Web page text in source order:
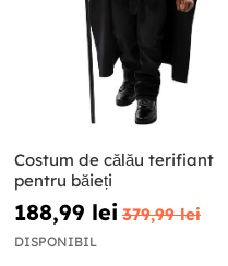
Costum de călău terifiant
pentru băieți
188,99 lei 379,99 lei
DISPONIBIL